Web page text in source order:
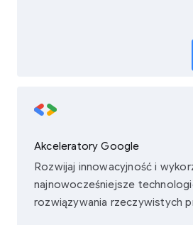
Akceleratory Google
Rozwijaj innowacyjność i
najnowocześniejsze
rozwiązywania rzeczywistych